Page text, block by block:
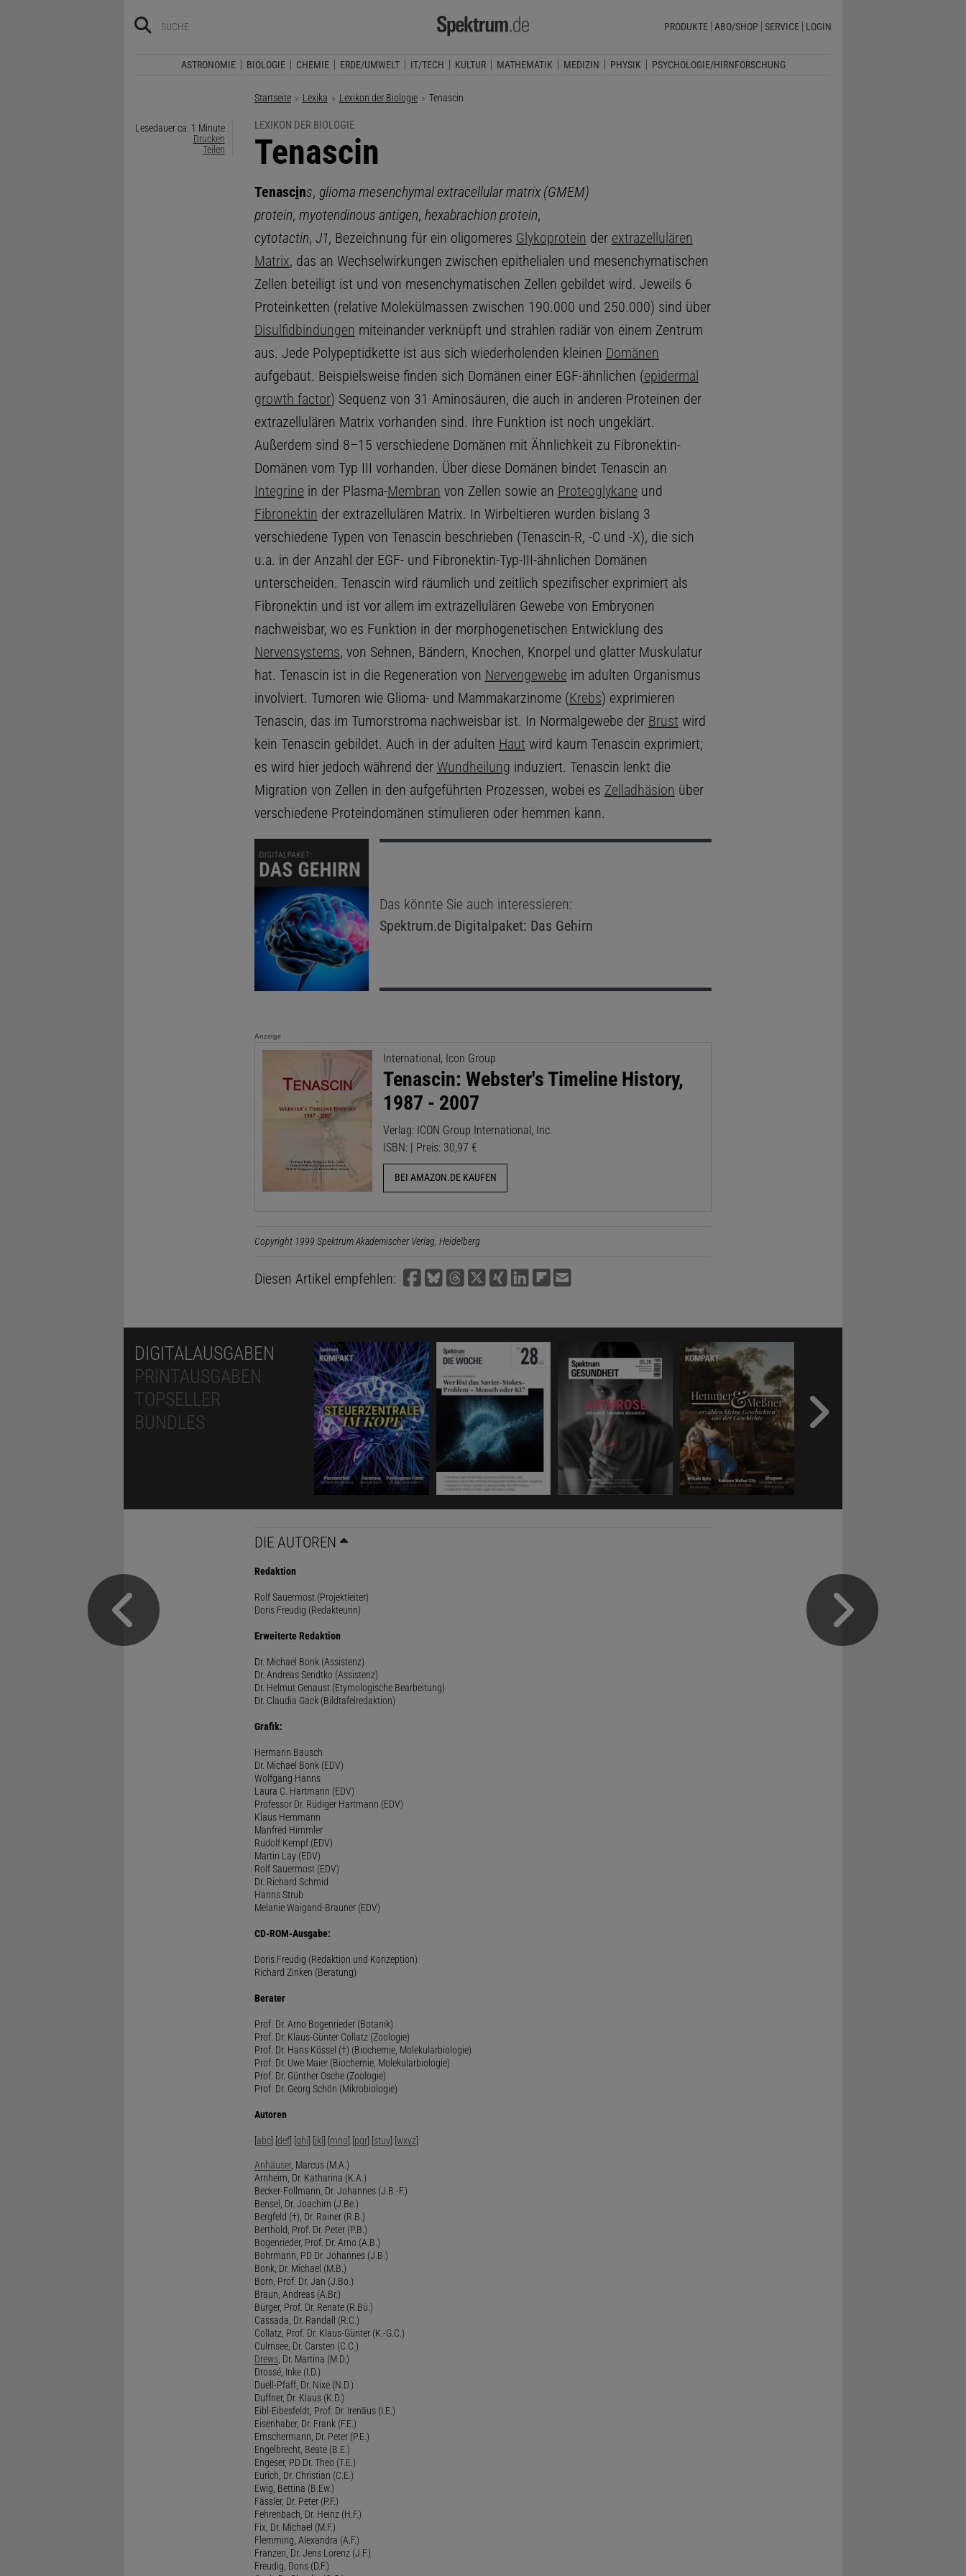
PRODUKTE ABO/SHOP SERVICE LOGIN
ASTRONOMIE BIOLOGIE CHEMIE ERDE/UMWELT IT/TECH KULTUR MATHEMATIK MEDIZIN PHYSIK PSYCHOLOGIE/HIRNFORSCHUNG
Startseite Lexika Lexikon der Biologie Aktuelle Seite:
Tenascin
Lesedauer ca. 1 Minute
Drucken
Teilen
LEXIKON DER BIOLOGIE
:
Tenascin
Tenascins, glioma mesenchymal extracellular matrix (GMEM)
protein, myotendinous antigen, hexabrachion protein,
cytotactin, J1, Bezeichnung für ein oligomeres Glykoprotein der extrazellulären
Matrix, das an Wechselwirkungen zwischen epithelialen und mesenchymatischen
Zellen beteiligt ist und von mesenchymatischen Zellen gebildet wird. Jeweils 6
Proteinketten (relative Molekülmassen zwischen 190.000 und 250.000) sind über
Disulfidbindungen miteinander verknüpft und strahlen radiär von einem Zentrum
aus. Jede Polypeptidkette ist aus sich wiederholenden kleinen Domänen
aufgebaut. Beispielsweise finden sich Domänen einer EGF-ähnlichen (epidermal
growth factor) Sequenz von 31 Aminosäuren, die auch in anderen Proteinen der
extrazellulären Matrix vorhanden sind. Ihre Funktion ist noch ungeklärt.
Außerdem sind 8–15 verschiedene Domänen mit Ähnlichkeit zu Fibronektin-
Domänen vom Typ III vorhanden. Über diese Domänen bindet Tenascin an
Integrinein der Plasma-Membran von Zellen sowie an Proteoglykaneund
Fibronektin der extrazellulären Matrix. In Wirbeltieren wurden bislang 3
verschiedene Typen von Tenascin beschrieben (Tenascin-R, -C und -X), die sich
u.a. in der Anzahl der EGF- und Fibronektin-Typ-III-ähnlichen Domänen
unterscheiden. Tenascin wird räumlich und zeitlich spezifischer exprimiert als
Fibronektin und ist vor allem im extrazellulären Gewebe von Embryonen
nachweisbar, wo es Funktion in der morphogenetischen Entwicklung des
Nervensystems, von Sehnen, Bändern, Knochen, Knorpel und glatter Muskulatur
hat. Tenascin ist in die Regeneration von Nervengewebeim adulten Organismus
involviert. Tumoren wie Glioma- und Mammakarzinome (Krebs) exprimieren
Tenascin, das im Tumorstroma nachweisbar ist. In Normalgewebe der Brust wird
kein Tenascin gebildet. Auch in der adulten Haut wird kaum Tenascin exprimiert;
es wird hier jedoch während der Wundheilung induziert. Tenascin lenkt die
Migration von Zellen in den aufgeführten Prozessen, wobei es Zelladhäsion über
verschiedene Proteindomänen stimulieren oder hemmen kann.
Das könnte Sie auch interessieren:
Spektrum.deDigitalpaket: Das Gehirn
Anzeige
International, Icon Group
Tenascin: Webster's Timeline History,
1987 - 2007
Verlag: ICON Group International, Inc.
ISBN: | Preis: 30,97 €
BEI AMAZON.DE KAUFEN
Copyright 1999 Spektrum Akademischer Verlag, Heidelberg
Diesen Artikel empfehlen:
DIGITALAUSGABEN
PRINTAUSGABEN
TOPSELLER
BUNDLES
DIE AUTOREN
Redaktion
Rolf Sauermost (Projektleiter)
Doris Freudig (Redakteurin)
Erweiterte Redaktion
Dr. Michael Bonk (Assistenz)
Dr. Andreas Sendtko (Assistenz)
Dr. Helmut Genaust (Etymologische Bearbeitung)
Dr. Claudia Gack (Bildtafelredaktion)
Grafik:
Hermann Bausch
Dr. Michael Bonk (EDV)
Wolfgang Hanns
Laura C. Hartmann (EDV)
Professor Dr. Rüdiger Hartmann (EDV)
Klaus Hemmann
Manfred Himmler
Rudolf Kempf (EDV)
Martin Lay (EDV)
Rolf Sauermost (EDV)
Dr. Richard Schmid
Hanns Strub
Melanie Waigand-Brauner (EDV)
CD-ROM-Ausgabe:
Doris Freudig (Redaktion und Konzeption)
Richard Zinken (Beratung)
Berater
Prof. Dr. Arno Bogenrieder (Botanik)
Prof. Dr. Klaus-Günter Collatz (Zoologie)
Prof. Dr. Hans Kössel (†) (Biochemie, Molekularbiologie)
Prof. Dr. Uwe Maier (Biochemie, Molekularbiologie)
Prof. Dr. Günther Osche (Zoologie)
Prof. Dr. Georg Schön (Mikrobiologie)
Autoren
[abc] [def] [ghi] [jkl] [mno] [pqr] [stuv] [wxyz]
Anhäuser, Marcus (M.A.)
Arnheim, Dr. Katharina (K.A.)
Becker-Follmann, Dr. Johannes (J.B.-F.)
Bensel, Dr. Joachim (J.Be.)
Bergfeld (†), Dr. Rainer (R.B.)
Berthold, Prof. Dr. Peter (P.B.)
Bogenrieder, Prof. Dr. Arno (A.B.)
Bohrmann, PD Dr. Johannes (J.B.)
Bonk, Dr. Michael (M.B.)
Born, Prof. Dr. Jan (J.Bo.)
Braun, Andreas (A.Br.)
Bürger, Prof. Dr. Renate (R.Bü.)
Cassada, Dr. Randall (R.C.)
Collatz, Prof. Dr. Klaus-Günter (K.-G.C.)
Culmsee, Dr. Carsten (C.C.)
Drews, Dr. Martina (M.D.)
Drossé, Inke (I.D.)
Duell-Pfaff, Dr. Nixe (N.D.)
Duffner, Dr. Klaus (K.D.)
Eibl-Eibesfeldt, Prof. Dr. Irenäus (I.E.)
Eisenhaber, Dr. Frank (F.E.)
Emschermann, Dr. Peter (P.E.)
Engelbrecht, Beate (B.E.)
Engeser, PD Dr. Theo (T.E.)
Eurich, Dr. Christian (C.E.)
Ewig, Bettina (B.Ew.)
Fässler, Dr. Peter (P.F.)
Fehrenbach, Dr. Heinz (H.F.)
Fix, Dr. Michael (M.F.)
Flemming, Alexandra (A.F.)
Franzen, Dr. Jens Lorenz (J.F.)
Freudig, Doris (D.F.)